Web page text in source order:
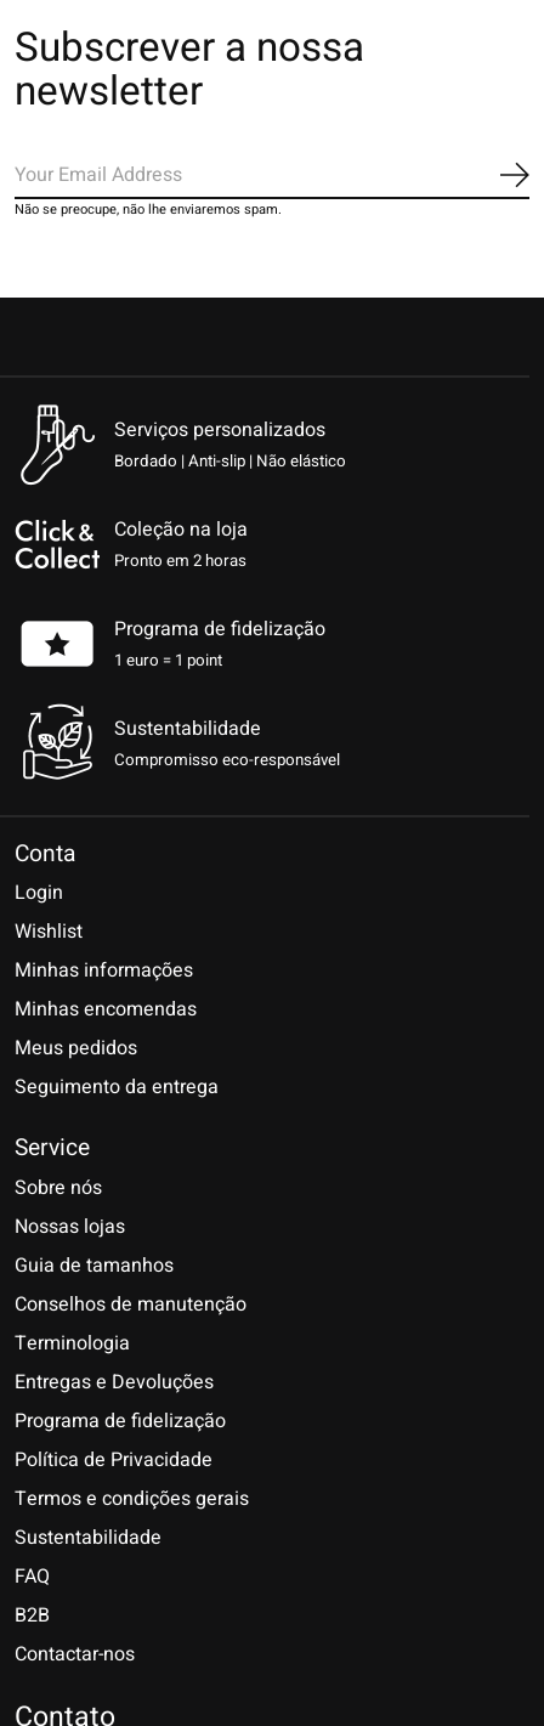
Subscrever a nossa
newsletter
Não se preocupe, não lhe enviaremos spam.
Serviços personalizados
Bordado | Anti-slip | Não elástico
Coleção na loja
Pronto em 2 horas
Programa de fidelização
1 euro = 1 point
Sustentabilidade
Compromisso eco-responsável
Conta
Login
Wishlist
Minhas informações
Minhas encomendas
Meus pedidos
Seguimento da entrega
Service
Sobre nós
Nossas lojas
Guia de tamanhos
Conselhos de manutenção
Terminologia
Entregas e Devoluções
Programa de fidelização
Política de Privacidade
Termos e condições gerais
Sustentabilidade
FAQ
B2B
Contactar-nos
Contato